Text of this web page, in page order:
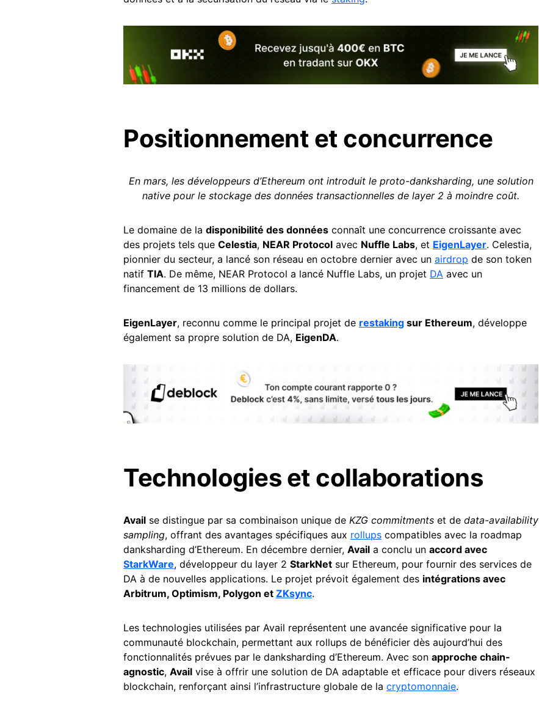
Positionnement et concurrence
En mars, les développeurs d’Ethereum ont introduit le proto-danksharding, une solution
native pour le stockage des données transactionnelles de layer 2 à moindre coût.
Le domaine de la disponibilité des données connaît une concurrence croissante avec
des projets tels que Celestia, NEAR Protocol avec Nuffle Labs, et EigenLayer. Celestia,
pionnier du secteur, a lancé son réseau en octobre dernier avec un airdrop de son token
natif TIA. De même, NEAR Protocol a lancé Nuffle Labs, un projet DA avec un
financement de 13 millions de dollars.
EigenLayer, reconnu comme le principal projet de restaking sur Ethereum, développe
également sa propre solution de DA, EigenDA.
Technologies et collaborations
Avail se distingue par sa combinaison unique de KZG commitments et de data-availability
sampling, offrant des avantages spécifiques aux rollups compatibles avec la roadmap
danksharding d’Ethereum. En décembre dernier, Avail a conclu un accord avec
StarkWare, développeur du layer 2 StarkNet sur Ethereum, pour fournir des services de
DA à de nouvelles applications. Le projet prévoit également des intégrations avec
Arbitrum, Optimism, Polygon et ZKsync.
Les technologies utilisées par Avail représentent une avancée significative pour la
communauté blockchain, permettant aux rollups de bénéficier dès aujourd’hui des
fonctionnalités prévues par le danksharding d’Ethereum. Avec son approche chain-
agnostic, Avail vise à offrir une solution de DA adaptable et efficace pour divers réseaux
blockchain, renforçant ainsi l’infrastructure globale de la cryptomonnaie.